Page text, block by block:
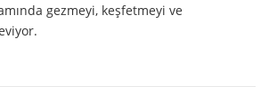
gezmeyi, keşfetmeyi ve